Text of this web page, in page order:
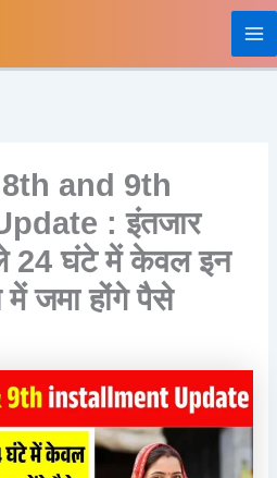
and 9th
: इंतजार
घंटे में केवल इन
जमा होंगे पैसे